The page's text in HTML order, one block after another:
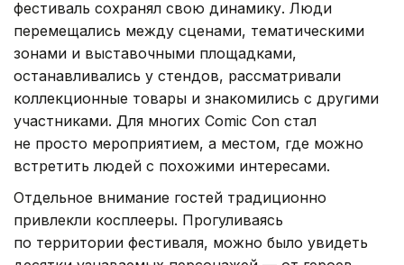
фестиваль сохранял свою динамику. Люди
перемещались между сценами, тематическими
зонами и выставочными площадками,
останавливались у стендов, рассматривали
коллекционные товары и знакомились с другими
участниками. Для многих Comic Con стал
не просто мероприятием, а местом, где можно
встретить людей с похожими интересами.
Отдельное внимание гостей традиционно
привлекли косплееры. Прогуливаясь
по территории фестиваля, можно было увидеть